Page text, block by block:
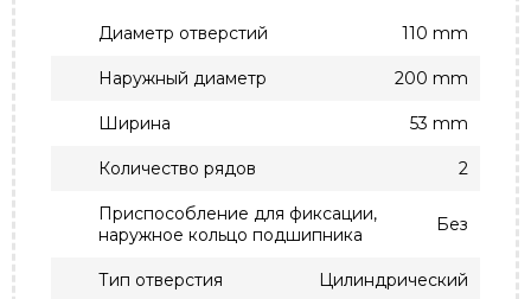
Диаметр отверстий 110 mm
Наружный диаметр 200 mm
Ширина 53 mm
Количество рядов 2
Приспособление для фиксации,
наружное кольцо подшипника
Без
Тип отверстия Цилиндрический